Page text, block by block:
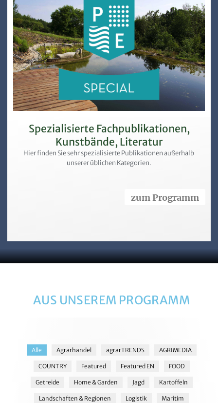
Spezialisierte Fachpublikationen,
Kunstbände, Literatur
Hier finden Sie sehr spezialisierte Publikationen außerhalb
unserer üblichen Kategorien.
zum Programm
AUS UNSEREM PROGRAMM
Alle Agrarhandel agrarTRENDS AGRIMEDIA
COUNTRY Featured Featured EN FOOD
Getreide Home & Garden Jagd Kartoffeln
Landschaften & Regionen Logistik Maritim